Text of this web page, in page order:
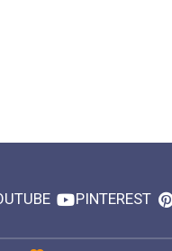
PINTEREST